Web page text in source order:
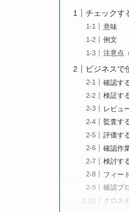
チェックす
意味
例文
注意点
ビジネスで
確認す
検証す
レビュ
監査す
評価す
確認作
検討す
フィー
確認プ
クロス